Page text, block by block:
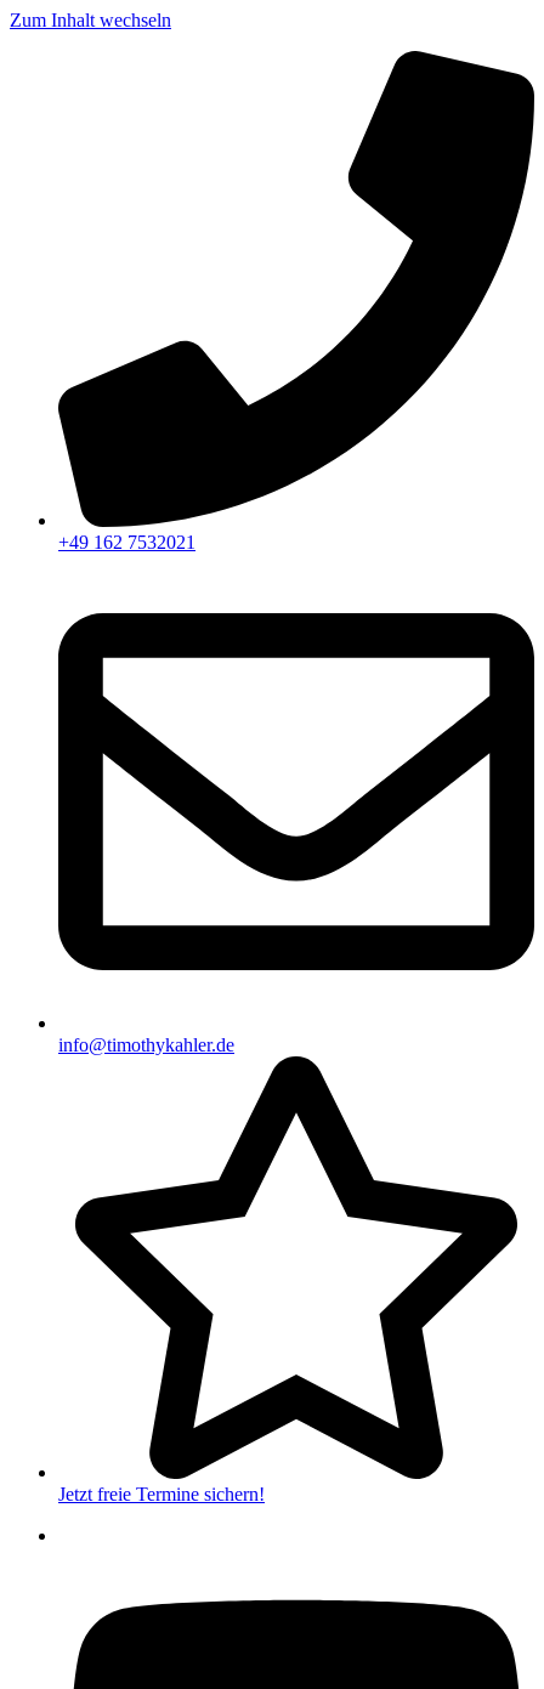
Zum Inhalt wechseln
+49 162 7532021
info@timothykahler.de
Jetzt freie Termine sichern!